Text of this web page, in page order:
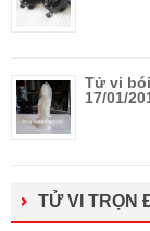
Tử vi
17/01/
TỬ VI TRỌN